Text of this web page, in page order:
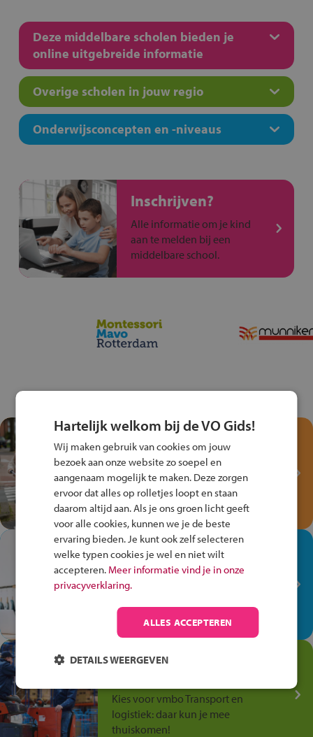
Deze middelbare scholen bieden je
online uitgebreide informatie
Overige scholen in jouw regio
Onderwijsconcepten en -niveaus
Inschrijven?
Alle informatie om je kind
aan te melden bij een
middelbare school.
Test je kennis met het
Fiets Veilig
Verkeersspel!
Speel het Fiets Veilig Verkeersspel
en win een Cortina-fiets!
In de winkel ben je op je
plek!
Ontdek via het vmbo jouw talent
op de winkelvloer, waar elke dag
anders is!
Jouw talent in de
Kies voor vmbo Transport en
logistiek: daar kun je mee
thuiskomen!
Hartelijk welkom bij de VO Gids!
Wij maken gebruik van cookies om jouw
bezoek aan onze website zo soepel en
aangenaam mogelijk te maken. Deze zorgen
ervoor dat alles op rolletjes loopt en staan
daarom altijd aan. Als je ons groen licht geeft
voor alle cookies, kunnen we je de beste
ervaring bieden. Je kunt ook zelf selecteren
welke typen cookies je wel en niet wilt
accepteren. Meer informatie vind je in onze
privacyverklaring.
ALLES ACCEPTEREN
DETAILS WEERGEVEN